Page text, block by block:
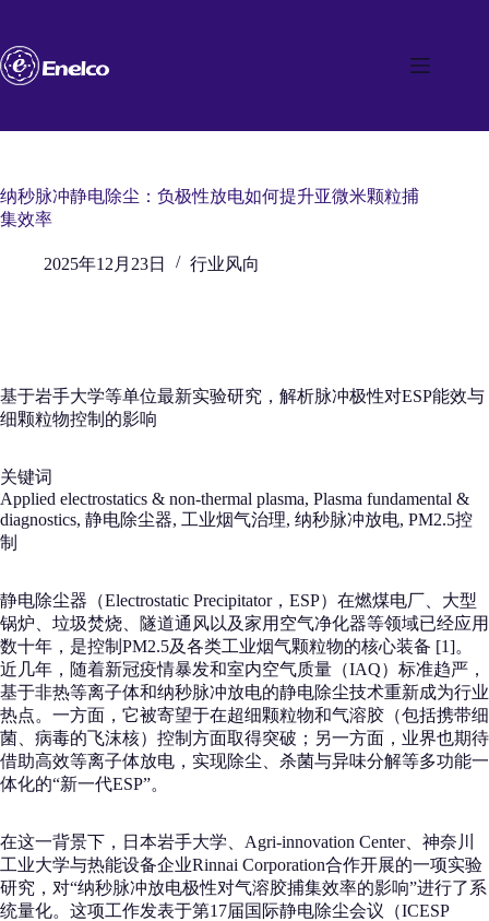
内
容
纳秒脉冲静电除尘：负极性放电如何提升亚微米颗粒捕
集效率
2025年12月23日 行业风向
基于岩手大学等单位最新实验研究，解析脉冲极性对ESP能效与
细颗粒物控制的影响
关键词
Applied electrostatics & non-thermal plasma, Plasma fundamental &
diagnostics, 静电除尘器, 工业烟气治理, 纳秒脉冲放电, PM2.5控
制
静电除尘器（Electrostatic Precipitator，ESP）在燃煤电厂、大型
锅炉、垃圾焚烧、隧道通风以及家用空气净化器等领域已经应用
数十年，是控制PM2.5及各类工业烟气颗粒物的核心装备 [1]。
近几年，随着新冠疫情暴发和室内空气质量（IAQ）标准趋严，
基于非热等离子体和纳秒脉冲放电的静电除尘技术重新成为行业
热点。一方面，它被寄望于在超细颗粒物和气溶胶（包括携带细
菌、病毒的飞沫核）控制方面取得突破；另一方面，业界也期待
借助高效等离子体放电，实现除尘、杀菌与异味分解等多功能一
体化的“新一代ESP”。
在这一背景下，日本岩手大学、Agri-innovation Center、神奈川
工业大学与热能设备企业Rinnai Corporation合作开展的一项实验
研究，对“纳秒脉冲放电极性对气溶胶捕集效率的影响”进行了系
统量化。这项工作发表于第17届国际静电除尘会议（ICESP